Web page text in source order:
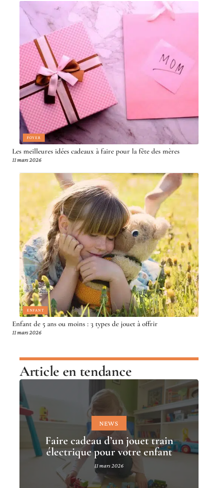
FOYER
Les meilleures idées cadeaux à faire pour la fête des mères
11 mars 2026
ENFANT
Enfant de 5 ans ou moins : 3 types de jouet à offrir
11 mars 2026
Article en tendance
NEWS
Faire cadeau d’un jouet train
électrique pour votre enfant
11 mars 2026